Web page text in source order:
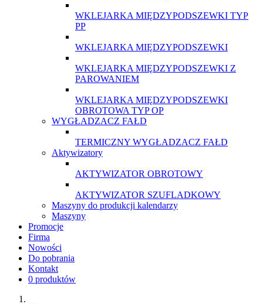
WKLEJARKA MIĘDZYPODSZEWKI TYP
PP
WKLEJARKA MIĘDZYPODSZEWKI
WKLEJARKA MIĘDZYPODSZEWKI Z
PAROWANIEM
WKLEJARKA MIĘDZYPODSZEWKI
OBROTOWA TYP OP
WYGŁADZACZ FAŁD
TERMICZNY WYGŁADZACZ FAŁD
Aktywizatory
AKTYWIZATOR OBROTOWY
AKTYWIZATOR SZUFLADKOWY
Maszyny do produkcji kalendarzy
Maszyny
Promocje
Firma
Nowości
Do pobrania
Kontakt
0 produktów